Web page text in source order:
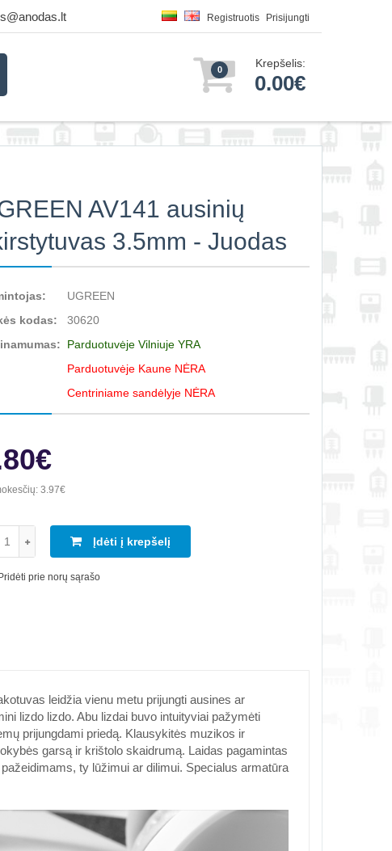
Registruotis Prisijungti
0 Krepšelis:
0.00€
AV141 ausinių
3.5mm - Juodas
UGREEN
kodas:
30620
Parduotuvėje Vilniuje YRA
Parduotuvėje Kaune NĖRA
Centriniame sandėlyje NĖRA
3.97€
Įdėti į krepšelį
Pridėti prie norų sąrašo
leidžia vienu metu prijungti ausines ar
lizdo lizdo. Abu lizdai buvo intuityviai pažymėti
prijungdami priedą. Klausykitės muzikos ir
garsą ir krištolo skaidrumą. Laidas pagamintas
ty lūžimui ar dilimui. Specialus armatūra